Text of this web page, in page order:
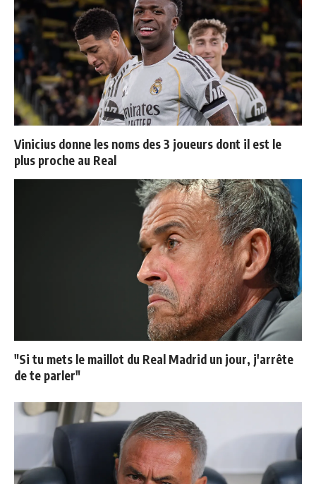
Vinicius donne les noms des 3 joueurs dont il est le
plus proche au Real
"Si tu mets le maillot du Real Madrid un jour, j'arrête
de te parler"